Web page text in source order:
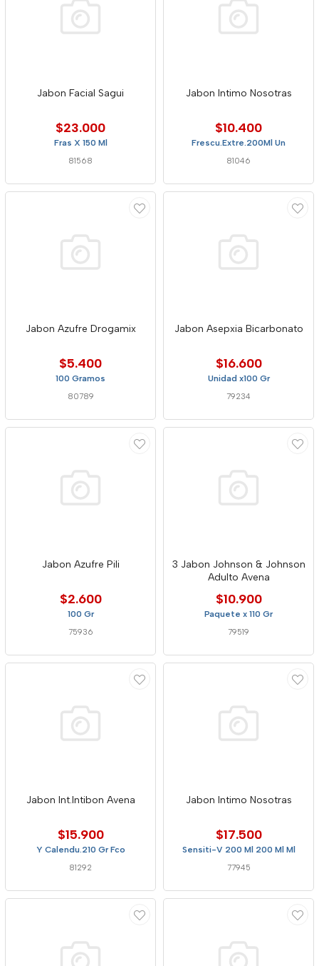
Jabon Facial Sagui
$23.000
Fras X 150 Ml
81568
Jabon Intimo Nosotras
$10.400
Frescu.Extre.200Ml Un
81046
Jabon Azufre Drogamix
$5.400
100 Gramos
80789
Jabon Asepxia Bicarbonato
$16.600
Unidad x100 Gr
79234
Jabon Azufre Pili
$2.600
100 Gr
75936
3 Jabon Johnson & Johnson
Adulto Avena
$10.900
Paquete x 110 Gr
79519
Jabon Int.Intibon Avena
$15.900
Y Calendu.210 Gr Fco
81292
Jabon Intimo Nosotras
$17.500
Sensiti-V 200 Ml 200 Ml Ml
77945